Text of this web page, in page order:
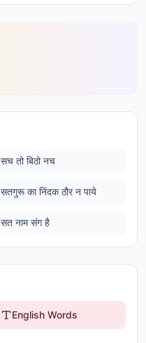
सच तो बिठो नच
सतगुरू का निंदक ठौर न पाये
सत नाम संग है
English Words